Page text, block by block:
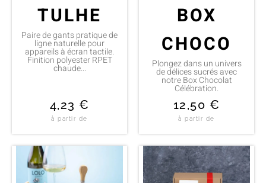
TULHE
Paire de gants pratique de
ligne naturelle pour
appareils à écran tactile.
Finition polyester RPET
chaude...
4,23 €
à partir de
BOX
CHOCO
Plongez dans un univers
de délices sucrés avec
notre Box Chocolat
Célébration.
12,50 €
à partir de